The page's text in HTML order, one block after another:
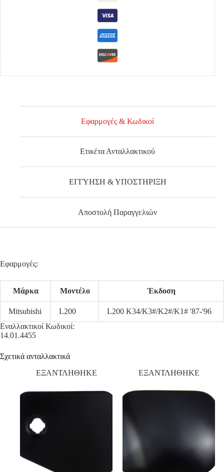
Εφαρμογές & Κωδικοί
Ετικέτα Ανταλλακτικού
ΕΓΓΥΗΣΗ & ΥΠΟΣΤΗΡΙΞΗ
Αποστολή Παραγγελιών
Εφαρμογές:
Μάρκα Μοντέλο Έκδοση
Mitsubishi L200
L200 K34/K3#/K2#/K1# '87-'96
Εναλλακτικοί Κωδικοί:
14.01.4455
Σχετικά ανταλλακτικά
ΕΞΑΝΤΛΗΘΗΚΕ
ΕΞΑΝΤΛΗΘΗΚΕ